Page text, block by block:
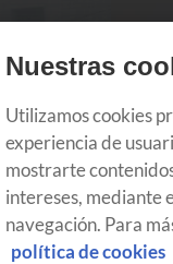
Nuestras
Utilizamos cookies
experiencia de
mostrarte
intereses, mediante
navegación. Para
política de cookies